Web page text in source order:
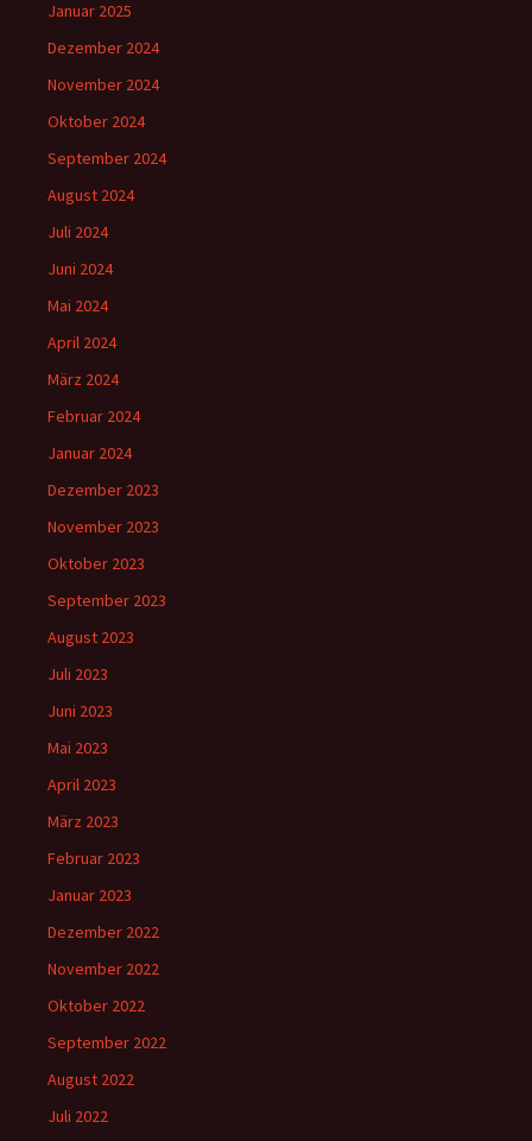
Januar 2025
Dezember 2024
November 2024
Oktober 2024
September 2024
August 2024
Juli 2024
Juni 2024
Mai 2024
April 2024
März 2024
Februar 2024
Januar 2024
Dezember 2023
November 2023
Oktober 2023
September 2023
August 2023
Juli 2023
Juni 2023
Mai 2023
April 2023
März 2023
Februar 2023
Januar 2023
Dezember 2022
November 2022
Oktober 2022
September 2022
August 2022
Juli 2022